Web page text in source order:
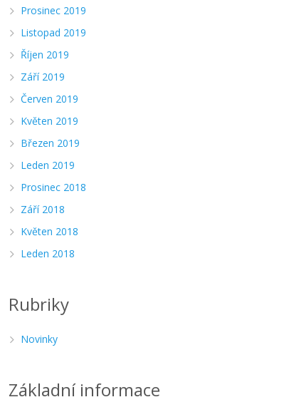
Prosinec 2019
Listopad 2019
Říjen 2019
Září 2019
Červen 2019
Květen 2019
Březen 2019
Leden 2019
Prosinec 2018
Září 2018
Květen 2018
Leden 2018
Rubriky
Novinky
Základní informace